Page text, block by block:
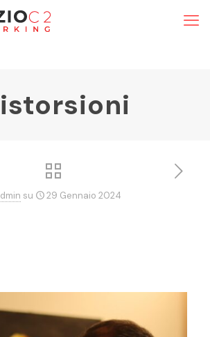
su 29 Gennaio 2024